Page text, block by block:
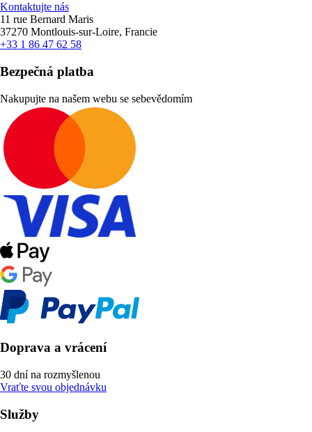
Kontaktujte nás
11 rue Bernard Maris
37270 Montlouis-sur-Loire, Francie
+33 1 86 47 62 58
Bezpečná platba
Nakupujte na našem webu se sebevědomím
Doprava a vrácení
30 dní na rozmyšlenou
Vraťte svou objednávku
Služby